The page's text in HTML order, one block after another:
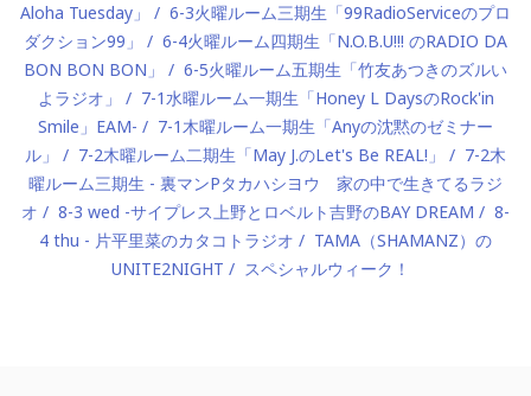
Aloha Tuesday」
6-3火曜ルーム三期生「99RadioServiceのプロ
ダクション99」
6-4火曜ルーム四期生「N.O.B.U!!! のRADIO DA
BON BON BON」
6-5火曜ルーム五期生「竹友あつきのズルい
よラジオ」
7-1水曜ルーム一期生「Honey L DaysのRock'in
Smile」EAM-
7-1木曜ルーム一期生「Anyの沈黙のゼミナー
ル」
7-2木曜ルーム二期生「May J.のLet's Be REAL!」
7-2木
曜ルーム三期生 - 裏マンPタカハシヨウ 家の中で生きてるラジ
オ
8-3 wed -サイプレス上野とロベルト吉野のBAY DREAM
8-
4 thu - 片平里菜のカタコトラジオ
TAMA（SHAMANZ）の
UNITE2NIGHT
スペシャルウィーク！